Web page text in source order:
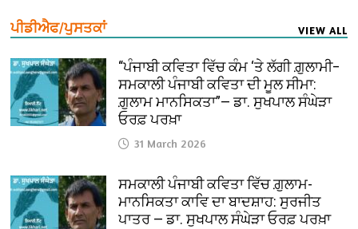
ਪੀਡੀਐਫ/ਪੁਸਤਕਾਂ VIEW ALL
“ਪੰਜਾਬੀ ਕਵਿਤਾ ਵਿੱਚ ਕੰਮ ‘ਤੇ ਲੱਗੀ ਗ਼ੁਲਾਮੀ–
ਸਮਕਾਲੀ ਪੰਜਾਬੀ ਕਵਿਤਾ ਦੀ ਮੂਲ ਸੀਮਾ:
ਗ਼ੁਲਾਮ ਮਾਨਸਿਕਤਾ”— ਡਾ. ਸੁਖਪਾਲ ਸੰਘੇੜਾ
ਓਰਫ਼ ਪਰਖ਼ਾ
31 March 2026
ਸਮਕਾਲੀ ਪੰਜਾਬੀ ਕਵਿਤਾ ਵਿੱਚ ਗ਼ੁਲਾਮ-
ਮਾਨਸਿਕਤਾ ਕਾਵਿ ਦਾ ਬਾਦਸ਼ਾਹ: ਸੁਰਜੀਤ
ਪਾਤਰ — ਡਾ. ਸੁਖਪਾਲ ਸੰਘੇੜਾ ਓਰਫ਼ ਪਰਖ਼ਾ